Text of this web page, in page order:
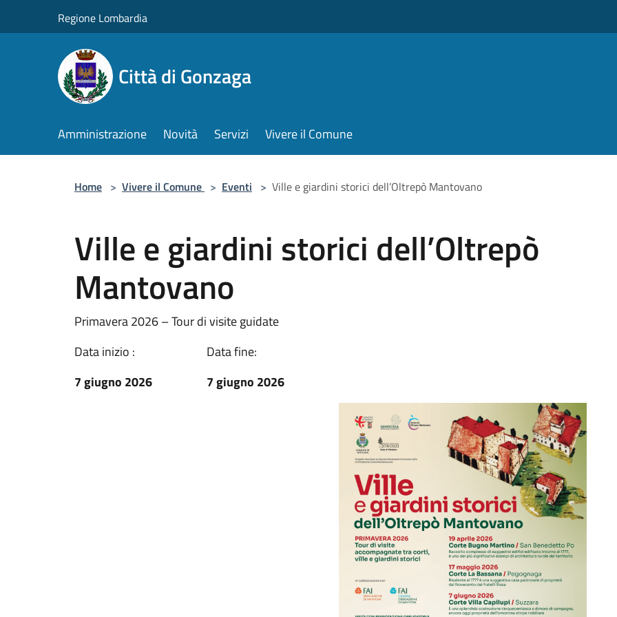
Regione Lombardia
Città di Gonzaga
Amministrazione Novità Servizi Vivere il Comune
Home > Vivere il Comune > Eventi > Ville e giardini storici dell’Oltrepò Mantovano
Ville e giardini storici dell’Oltrepò
Mantovano
Primavera 2026 – Tour di visite guidate
Data inizio :
7 giugno 2026
Data fine:
7 giugno 2026